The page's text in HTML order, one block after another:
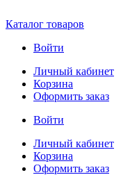
Каталог товаров
Войти
Личный кабинет
Корзина
Оформить заказ
Войти
Личный кабинет
Корзина
Оформить заказ